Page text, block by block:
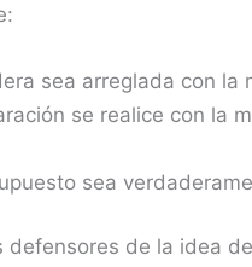
sea arreglada con la
se realice con la
sea
defensores de la idea